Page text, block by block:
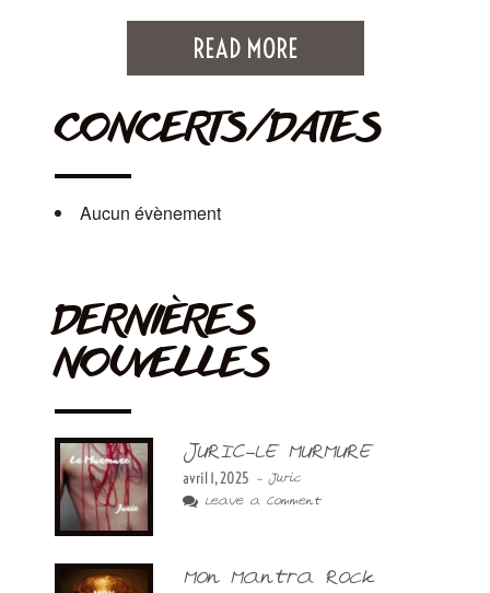
READ MORE
CONCERTS/DATES
Aucun évènement
DERNIÈRES
NOUVELLES
JURIC-LE MURMURE
avril 1, 2025 - Juric
Leave a Comment
Mon Mantra Rock